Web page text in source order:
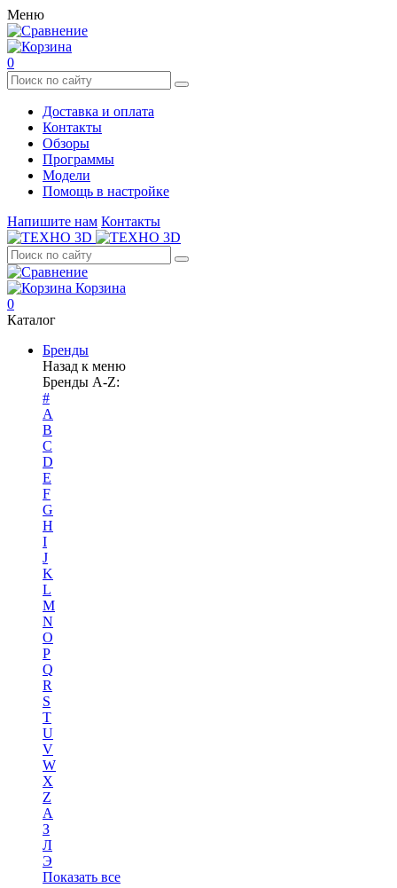
Меню
0
Доставка и оплата
Контакты
Обзоры
Программы
Модели
Помощь в настройке
Напишите нам Контакты
Корзина
0
Каталог
Бренды
Назад к меню
Бренды A-Z:
#
A
B
C
D
E
F
G
H
I
J
K
L
M
N
O
P
Q
R
S
T
U
V
W
X
Z
А
З
Л
Э
Показать все